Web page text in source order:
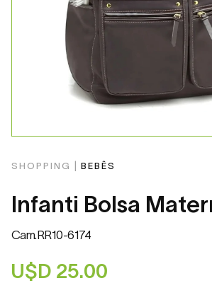
SHOPPING | BEBÊS
Infanti Bolsa
Cam.RR10-6174
U$D 25.00